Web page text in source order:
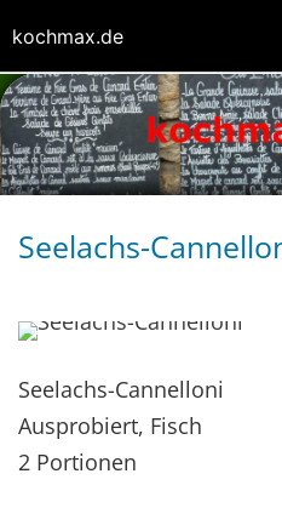
Seelachs-
Seelachs-Cannelloni
Ausprobiert, Fisch
2 Portionen
kochmax.de